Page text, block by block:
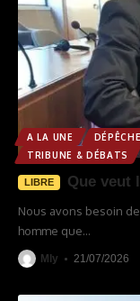
A LA UNE
TRIBUNE & DÉBATS
LIBRE Que veut
Nous avons besoin
homme que…
Mly 21/07/2026